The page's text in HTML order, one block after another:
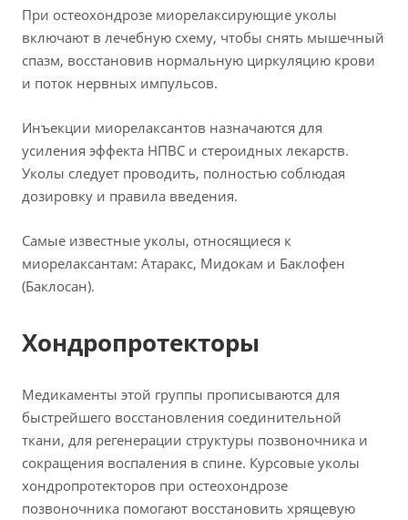
При остеохондрозе миорелаксирующие уколы
включают в лечебную схему, чтобы снять мышечный
спазм, восстановив нормальную циркуляцию крови
и поток нервных импульсов.
Инъекции миорелаксантов назначаются для
усиления эффекта НПВС и стероидных лекарств.
Уколы следует проводить, полностью соблюдая
дозировку и правила введения.
Самые известные уколы, относящиеся к
миорелаксантам: Атаракс, Мидокам и Баклофен
(Баклосан).
Хондропротекторы
Медикаменты этой группы прописываются для
быстрейшего восстановления соединительной
ткани, для регенерации структуры позвоночника и
сокращения воспаления в спине. Курсовые уколы
хондропротекторов при остеохондрозе
позвоночника помогают восстановить хрящевую